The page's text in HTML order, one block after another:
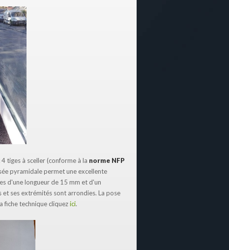
tiges à sceller (conforme à la norme NFP
pyramidale permet une excellente
d'une longueur de 15 mm et d'un
et ses extrémités sont arrondies. La pose
fiche technique cliquezici.